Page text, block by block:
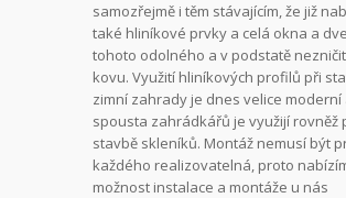
samozřejmě i těm stávajícím, že již
také hliníkové prvky a celá okna a
tohoto odolného a v podstatě
kovu. Využití hliníkových profilů při
zimní zahrady je dnes velice moderní
spousta zahrádkářů je využijí rovněž
stavbě skleníků. Montáž nemusí být
každého realizovatelná, proto
možnost instalace a montáže u nás